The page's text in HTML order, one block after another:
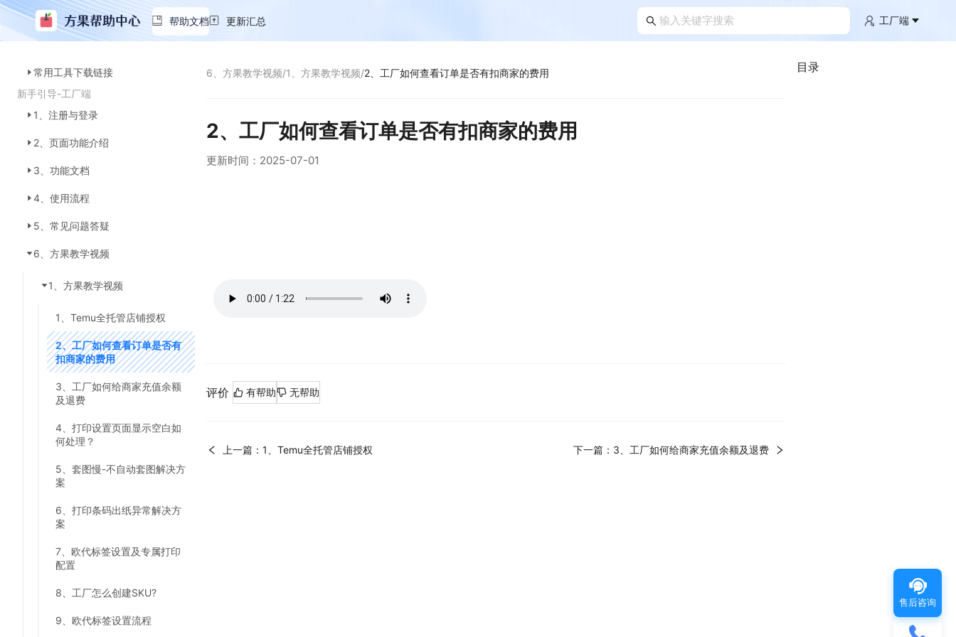
帮助文档 更新汇总 工厂端
常用工具下载链接
新手引导-工厂端
1、注册与登录
2、页面功能介绍
3、功能文档
4、使用流程
5、常见问题答疑
6、方果教学视频
1、方果教学视频
1、Temu全托管店铺授权
2、工厂如何查看订单是否有
扣商家的费用
3、工厂如何给商家充值余额
及退费
4、打印设置页面显示空白如
何处理？
5、套图慢-不自动套图解决方
案
6、打印条码出纸异常解决方
案
7、欧代标签设置及专属打印
配置
8、工厂怎么创建SKU?
9、欧代标签设置流程
6、方果教学视频/1、方果教学视频/2、工厂如何查看订单是否有扣商家的费用
2、工厂如何查看订单是否有扣商家的费用
更新时间： 2025-07-01
评价 有帮助 无帮助
上一篇：1、Temu全托管店铺授权 下一篇：3、工厂如何给商家充值余额及退费
目录
售后咨询